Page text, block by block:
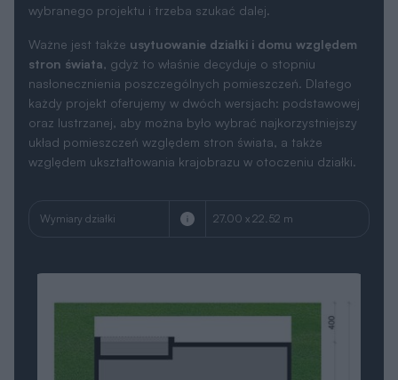
wybranego projektu i trzeba szukać dalej.
Ważne jest także usytuowanie działki i domu względem
stron świata, gdyż to właśnie decyduje o stopniu
nasłonecznienia poszczególnych pomieszczeń. Dlatego
każdy projekt oferujemy w dwóch wersjach: podstawowej
oraz lustrzanej, aby można było wybrać najkorzystniejszy
układ pomieszczeń względem stron świata, a także
względem ukształtowania krajobrazu w otoczeniu działki.
Wymiary działki 27.00 x 22.52 m